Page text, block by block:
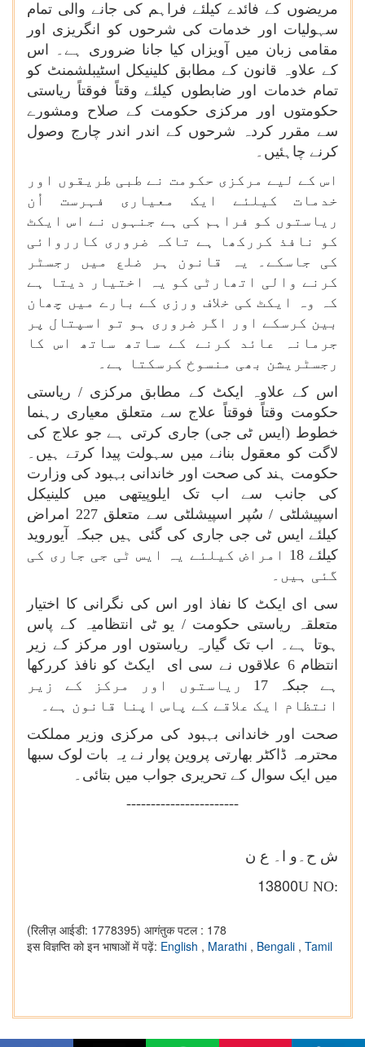
مریضوں کے فائدے کیلئے فراہم کی جانے والی تمام
سہولیات اور خدمات کی شرحوں کو انگریزی اور
مقامی زبان میں آویزاں کیا جانا ضروری ہے۔ اس
کے علاوہ قانون کے مطابق کلینیکل اسٹیبلشمنٹ کو
تمام خدمات اور ضابطوں کیلئے وقتاً فوقتاً ریاستی
حکومتوں اور مرکزی حکومت کے صلاح ومشورے
سے مقرر کردہ شرحوں کے اندر اندر چارج وصول
کرنے چاہئیں۔
اس کے لیے مرکزی حکومت نے طبی طریقوں اور
خدمات کیلئے ایک معیاری فہرست اُن
ریاستوں کو فراہم کی ہے جنہوں نے اس ایکٹ
کو نافذ کررکھا ہے تاکہ ضروری کارروائی
کی جاسکے۔ یہ قانون ہر ضلع میں رجسٹر
کرنے والی اتھارٹی کو یہ اختیار دیتا ہے
کہ وہ ایکٹ کی خلاف ورزی کے بارے میں چھان
بین کرسکے اور اگر ضروری ہو تو اسپتال پر
جرمانہ عائد کرنے کے ساتھ ساتھ اس کا
رجسٹریشن بھی منسوخ کرسکتا ہے۔
اس کے علاوہ ایکٹ کے مطابق مرکزی / ریاستی
حکومت وقتاً فوقتاً علاج سے متعلق معیاری رہنما
خطوط (ایس ٹی جی) جاری کرتی ہے جو علاج کی
لاگت کو معقول بنانے میں سہولت پیدا کرتے ہیں۔
حکومت ہند کی صحت اور خاندانی بہبود کی وزارت
کی جانب سے اب تک ایلوپیتھی میں کلینیکل
اسپیشلٹی / سُپر اسپیشلٹی سے متعلق 227 امراض
کیلئے ایس ٹی جی جاری کی گئی ہیں جبکہ آیوروید
کیلئے 18 امراض کیلئے یہ ایس ٹی جی جاری کی
گئی ہیں۔
سی ای ایکٹ کا نفاذ اور اس کی نگرانی کا اختیار
متعلقہ ریاستی حکومت / یو ٹی انتظامیہ کے پاس
ہوتا ہے۔ اب تک گیارہ ریاستوں اور مرکز کے زیر
انتظام 6 علاقوں نے سی ای ایکٹ کو نافذ کررکھا
ہے جبکہ 17 ریاستوں اور مرکز کے زیر
انتظام ایک علاقے کے پاس اپنا قانون ہے۔
صحت اور خاندانی بہبود کی مرکزی وزیر مملکت
محترمہ ڈاکٹر بھارتی پروین پوار نے یہ بات لوک سبھا
میں ایک سوال کے تحریری جواب میں بتائی۔
-----------------------
ش ح۔و ا۔ ع ن
U NO:
13800
(रिलीज़ आईडी: 1778395) आगंतुक पटल : 178
इस विज्ञप्ति को इन भाषाओं में पढ़ें: English , Marathi , Bengali , Tamil